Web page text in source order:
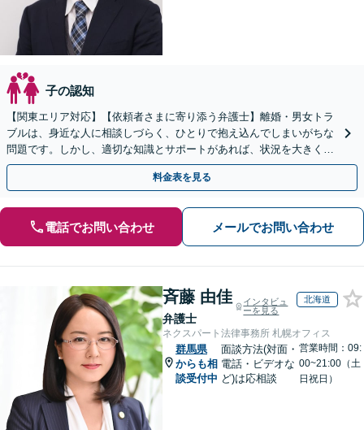
子の認知
【関東エリア対応】【依頼者さまに寄り添う弁護士】離婚・男女トラ
ブルは、身近な人に相談しづらく、ひとりで抱え込んでしまいがちな
問題です。しかし、適切な知識とサポートがあれば、状況を大きく改
善できるケースは多くあります。ぜひご相談ください。
料金表を見る
電話でお問い合わせ メールでお問い合わせ
斉藤 由佳
弁護士
インタビュ
ーを見る
北海道
ネクスパート法律事務所 札幌オフィス
群馬県
からも相
談受付中
面談方法(対面・
電話・ビデオな
ど)は応相談
営業時間：09:
00~21:00（土
日祝日）